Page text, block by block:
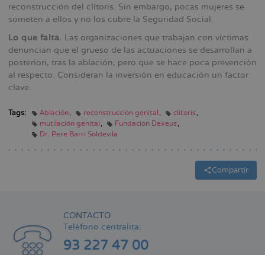
reconstrucción del clítoris. Sin embargo, pocas mujeres se
someten a ellos y no los cubre la Seguridad Social.
Lo que falta. Las organizaciones que trabajan con víctimas
denuncian que el grueso de las actuaciones se desarrollan a
posteriori, tras la ablación, pero que se hace poca prevención
al respecto. Consideran la inversión en educación un factor
clave.
Tags: Ablación reconstrucción genital
clítoris
mutilación genital
Fundación Dexeus
Dr. Pere Barri Soldevila
Compartir
CONTACTO
Teléfono centralita:
93 227 47 00